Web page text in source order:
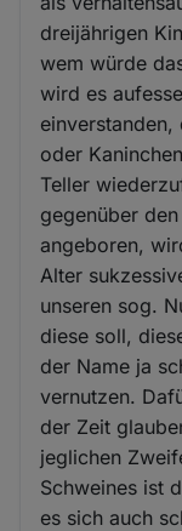
dreijährigen
wem würde
wird es
oder
Teller
gegenüber
angeboren,
Alter
unseren sog.
diese soll,
der Name ja
vernutzen.
der Zeit
jeglichen
Schweines ist
es sich auch